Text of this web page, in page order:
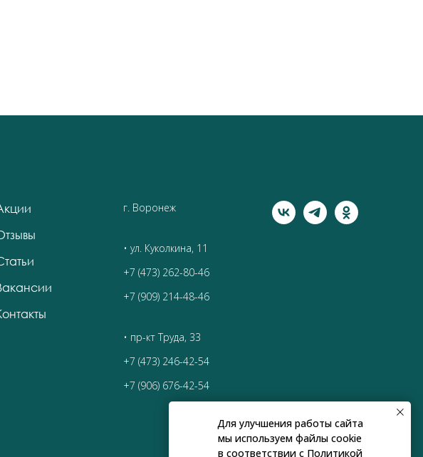
Для улучшения работы сайта
мы используем файлы cookie
в соответствии с Политикой
г. Воронеж
• ул. Куколкина, 11
+7 (473) 262-80-46
+7 (909) 214-48-46
• пр-кт Труда, 33
+7 (473) 246-42-54
+7 (906) 676-42-54